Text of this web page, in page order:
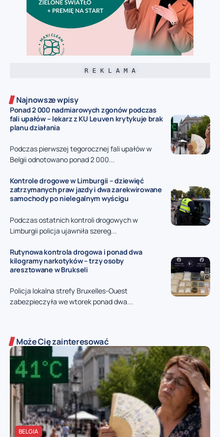
R E K L A M A
Najnowsze wpisy
Ponad 2 000 nadmiarowych zgonów podczas
fali upałów – lekarz z KU Leuven krytykuje brak
planu działania
Podczas pierwszej tegorocznej fali upałów w
Belgii odnotowano ponad 2 000...
Kontrole drogowe w Limburgii – dziewięć
zatrzymanych praw jazdy i dwa zarekwirowane
samochody po nielegalnym wyścigu
Podczas ostatnich kontroli drogowych w
Limburgii policja ujawniła szereg...
Rutynowa kontrola drogowa i ponad dwa
kilogramy narkotyków – trzy osoby
aresztowane w Brukseli
Policja lokalna strefy Bruxelles-Ouest
zabezpieczyła we wtorek ponad dwa...
Może Cię zainteresować
BELGIA